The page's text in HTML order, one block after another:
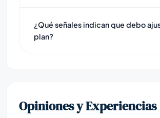
¿Qué señales indican que debo
plan?
Opiniones y Experiencias